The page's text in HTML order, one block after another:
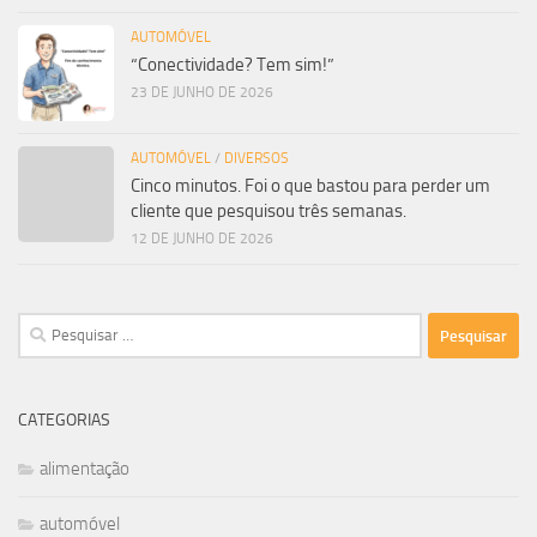
AUTOMÓVEL
“Conectividade? Tem sim!”
23 DE JUNHO DE 2026
AUTOMÓVEL / DIVERSOS
Cinco minutos. Foi o que bastou para perder um
cliente que pesquisou três semanas.
12 DE JUNHO DE 2026
Pesquisar
por:
CATEGORIAS
alimentação
automóvel